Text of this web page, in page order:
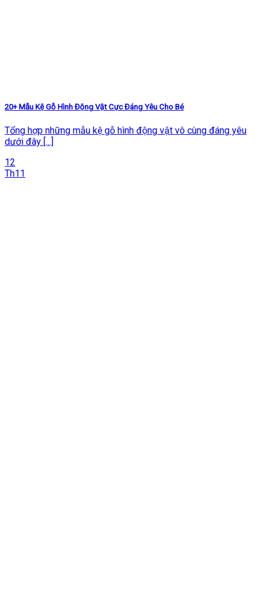
20+ Mẫu Kệ Gỗ Hình Động Vật Cực Đáng Yêu Cho Bé
Tổng hợp những mẫu kệ gỗ hình động vật vô cùng đáng yêu
dưới đây [...]
12
Th11